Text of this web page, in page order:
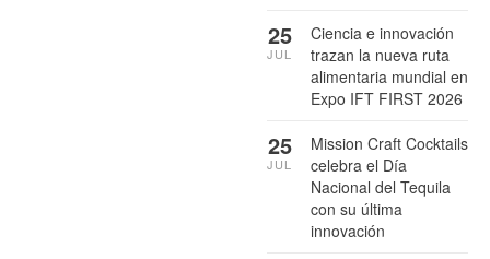
Ciencia e innovación
trazan la nueva ruta
alimentaria mundial en
Expo IFT FIRST 2026
25
JUL
Mission Craft Cocktails
celebra el Día
Nacional del Tequila
con su última
innovación
25
JUL